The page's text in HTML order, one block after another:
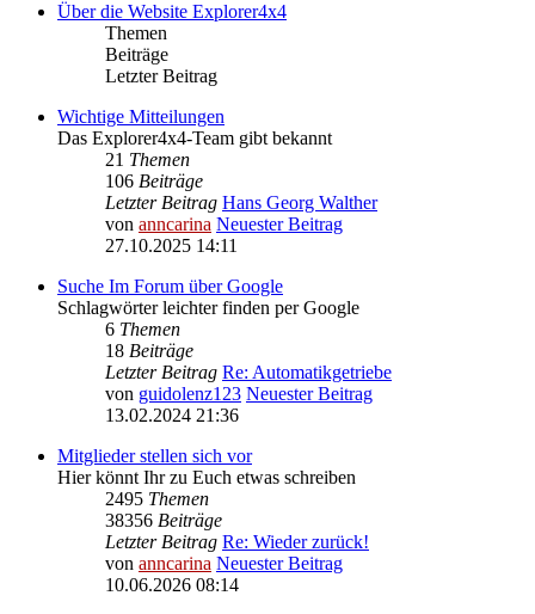
Über die Website Explorer4x4
Themen
Beiträge
Letzter Beitrag
Wichtige Mitteilungen
Das Explorer4x4-Team gibt bekannt
21 Themen
106 Beiträge
Letzter Beitrag Hans Georg Walther
von anncarina Neuester Beitrag
27.10.2025 14:11
Suche Im Forum über Google
Schlagwörter leichter finden per Google
6 Themen
18 Beiträge
Letzter Beitrag Re: Automatikgetriebe
von guidolenz123 Neuester Beitrag
13.02.2024 21:36
Mitglieder stellen sich vor
Hier könnt Ihr zu Euch etwas schreiben
2495 Themen
38356 Beiträge
Letzter Beitrag Re: Wieder zurück!
von anncarina Neuester Beitrag
10.06.2026 08:14